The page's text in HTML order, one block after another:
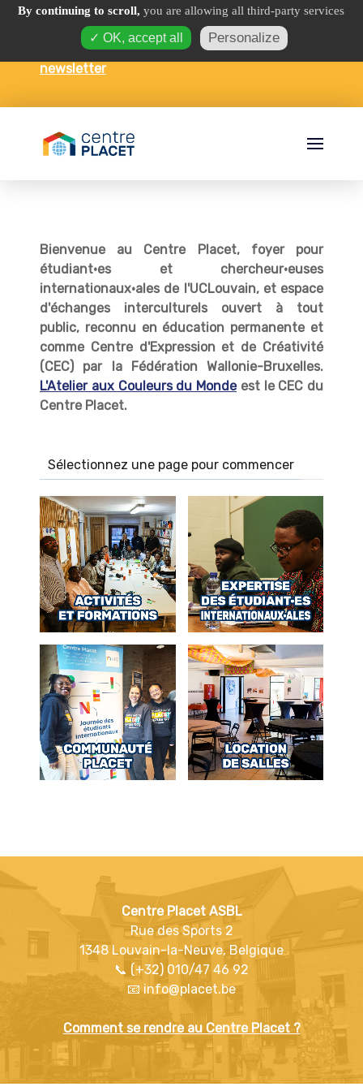
Espace interculturel et foyer ·Recevez notre
newsletter
Bienvenue au Centre Placet, foyer pour
étudiant·es et chercheur·euses
internationaux·ales de l'UCLouvain, et espace
d'échanges interculturels ouvert à tout
public, reconnu en éducation permanente et
comme Centre d'Expression et de Créativité
(CEC) par la Fédération Wallonie-Bruxelles.
L'Atelier aux Couleurs du Mondeest le CEC du
Centre Placet.
Sélectionnez une page pour commencer
Centre Placet ASBL
Rue des Sports 2
1348 Louvain-la-Neuve, Belgique
📞 (+32) 010/47 46 92
📧 info@placet.be
Comment se rendre au Centre Placet ?
By continuing to scroll, you are allowing all third-party services
✓ OK, accept all Personalize